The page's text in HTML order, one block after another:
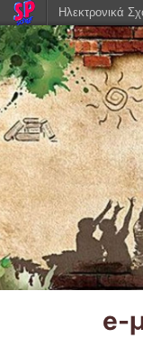
e-
Ηλεκτρονικά